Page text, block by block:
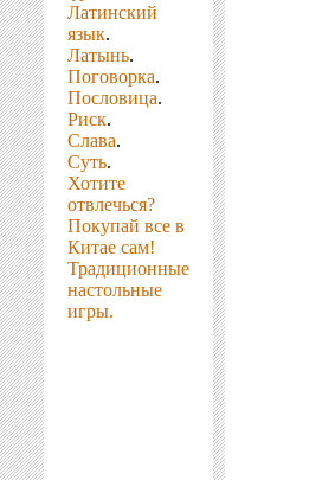
Латинский
язык.
Латынь.
Поговорка.
Пословица.
Риск.
Слава.
Суть.
Хотите
отвлечься?
Покупай все в
Китае сам!
Традиционные
настольные
игры.